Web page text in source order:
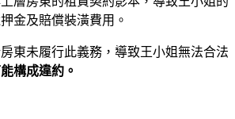
金及賠償裝潢費用。
東未履行此義務，導致王小姐無法合法
構成違約。